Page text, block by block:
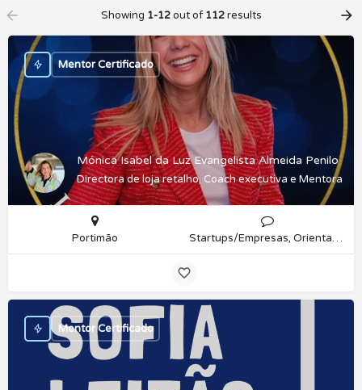
Showing 1-12out of 112results
Mónica Isabel da Luz Evangelista Almeida Penilo
Directora de loja retalho, Coach executiva e Mentora
Mentor Certificado
Portimão Startups/Empresas, Orientação Profissional
Mentor Certificado